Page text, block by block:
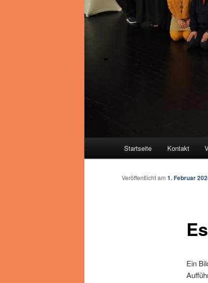
Startseite Kontakt
Veröffentlicht am 1. Februar
Ein